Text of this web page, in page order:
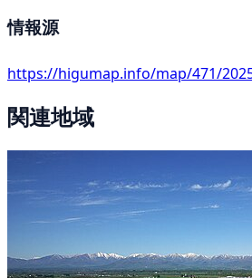
情報源
https://higumap.info/map/471/
関連地域